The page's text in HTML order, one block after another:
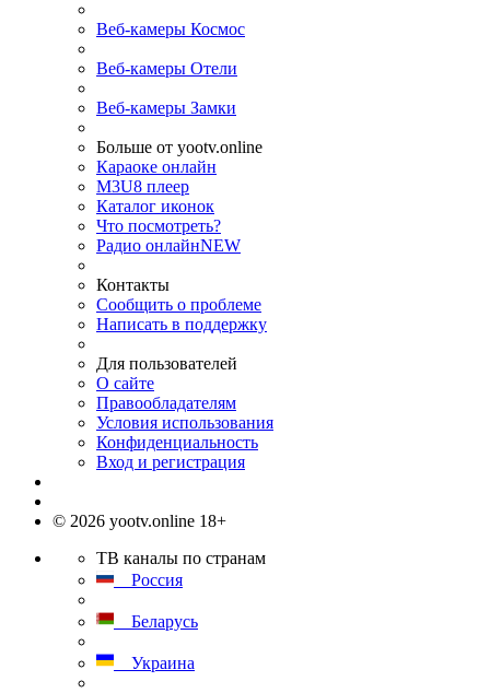
Веб-камеры Космос
Веб-камеры Отели
Веб-камеры Замки
Больше от yootv.online
Караоке онлайн
M3U8 плеер
Каталог иконок
Что посмотреть?
Радио онлайнNEW
Контакты
Сообщить о проблеме
Написать в поддержку
Для пользователей
О сайте
Правообладателям
Условия использования
Конфиденциальность
Вход и регистрация
© 2026 yootv.online 18+
ТВ каналы по странам
Россия
Беларусь
Украина